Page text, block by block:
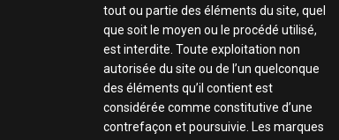
tout ou partie des éléments du site, quel
que soit le moyen ou le procédé utilisé,
est interdite. Toute exploitation non
autorisée du site ou de l’un quelconque
des éléments qu’il contient est
considérée comme constitutive d’une
contrefaçon et poursuivie. Les marques